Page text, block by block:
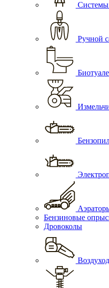
Системы
Ручной
Бензиновые
Дровоколы